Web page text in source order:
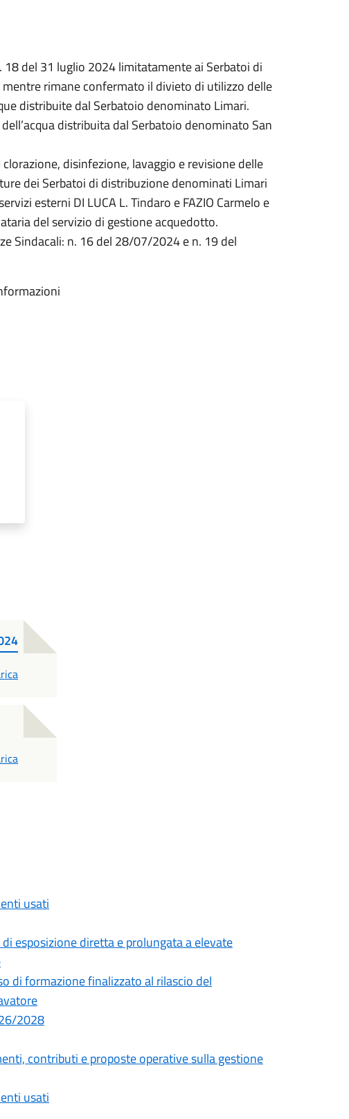
18 del 31 luglio 2024 limitatamente ai Serbatoi di
rimane confermato il divieto di utilizzo delle
distribuite dal Serbatoio denominato Limari.
distribuita dal Serbatoio denominato San
disinfezione, lavaggio e revisione delle
dei Serbatoi di distribuzione denominati Limari
esterni DI LUCA L. Tindaro e FAZIO Carmelo e
del servizio di gestione acquedotto.
Sindacali: n. 16 del 28/07/2024 e n. 19 del
usati
esposizione diretta e prolungata a elevate
di formazione finalizzato al rilascio del
2028
contributi e proposte operative sulla gestione
usati